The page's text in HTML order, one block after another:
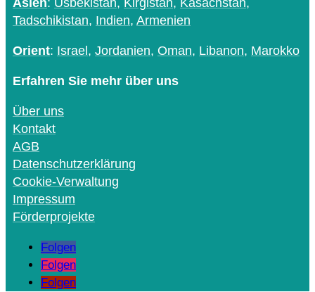
Tadschikistan, Indien, Armenien
Orient: Israel, Jordanien, Oman, Libanon, Marokko
Erfahren Sie mehr über uns
Über uns
Kontakt
AGB
Datenschutzerklärung
Cookie-Verwaltung
Impressum
Förderprojekte
Folgen
Folgen
Folgen